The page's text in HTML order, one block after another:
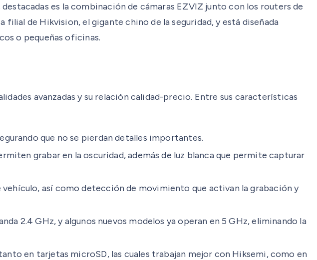
es la combinación de cámaras EZVIZ junto con los routers de
de Hikvision, el gigante chino de la seguridad, y está diseñada
o pequeñas oficinas.
avanzadas y su relación calidad-precio. Entre sus características
que no se pierdan detalles importantes.
grabar en la oscuridad, además de luz blanca que permite capturar
así como detección de movimiento que activan la grabación y
2.4 GHz, y algunos nuevos modelos ya operan en 5 GHz, eliminando la
en tarjetas microSD, las cuales trabajan mejor con Hiksemi, como en